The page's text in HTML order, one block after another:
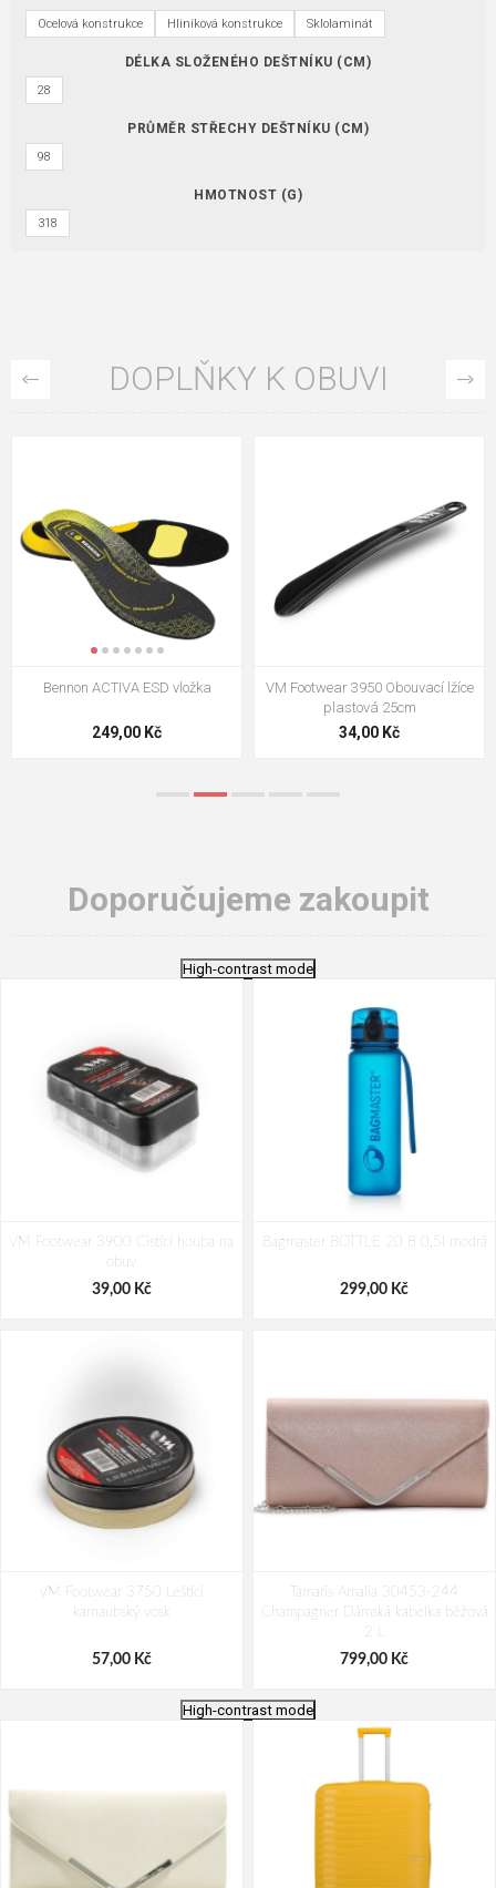
Ocelová konstrukce Hliníková konstrukce Sklolaminát
DÉLKA SLOŽENÉHO DEŠTNÍKU (CM)
28
PRŮMĚR STŘECHY DEŠTNÍKU (CM)
98
HMOTNOST (G)
318
DOPLŇKY K OBUVI
VM Footwear 3009 Vkládací stélka
124,00 Kč
VM Footwear 3102 Tkaničky
ploché
18,70 Kč
Doporučujeme zakoupit
High-contrast mode
VM Footwear 3900 Čistící houba na
obuv
39,00 Kč
Bagmaster BOTTLE 20 B 0,5l modrá
299,00 Kč
VM Footwear 3750 Leštící
karnaubský vosk
57,00 Kč
Tamaris Amalia 30453-244
Champagner Dámská kabelka béžová
2 L
799,00 Kč
High-contrast mode